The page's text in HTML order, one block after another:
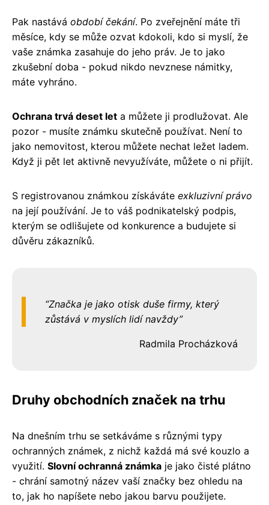
Pak nastává období čekání. Po zveřejnění máte tři
měsíce, kdy se může ozvat kdokoli, kdo si myslí, že
vaše známka zasahuje do jeho práv. Je to jako
zkušební doba - pokud nikdo nevznese námitky,
máte vyhráno.
Ochrana trvá deset let a můžete ji prodlužovat. Ale
pozor - musíte známku skutečně používat. Není to
jako nemovitost, kterou můžete nechat ležet ladem.
Když ji pět let aktivně nevyužíváte, můžete o ni přijít.
S registrovanou známkou získáváte exkluzivní právo
na její používání. Je to váš podnikatelský podpis,
kterým se odlišujete od konkurence a budujete si
důvěru zákazníků.
Značka je jako otisk duše firmy, který
zůstává v myslích lidí navždy
Radmila Procházková
Druhy obchodních značek na trhu
Na dnešním trhu se setkáváme s různými typy
ochranných známek, z nichž každá má své kouzlo a
využití. Slovní ochranná známka je jako čisté plátno
- chrání samotný název vaší značky bez ohledu na
to, jak ho napíšete nebo jakou barvu použijete.